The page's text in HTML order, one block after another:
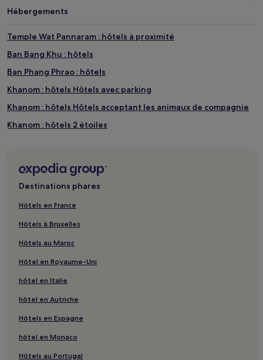
Hébergements
Temple Wat Pannaram : hôtels à proximité
Ban Bang Khu : hôtels
Ban Phang Phrao : hôtels
Khanom : hôtels Hôtels avec parking
Khanom : hôtels Hôtels acceptant les animaux de compagnie
Khanom : hôtels 2 étoiles
Sichon : hôtels Hôtels pas chers
Grand Canyon de Khanom : hôtels à proximité
Cascade de Samet Chun : hôtels à proximité
Destinations phares
Hôtels en France
Hôtels à Bruxelles
Hôtels au Maroc
Hôtel en Royaume-Uni
hôtel en Italie
hôtel en Autriche
Hôtels en Espagne
hôtel en Monaco
Hôtels au Portugal